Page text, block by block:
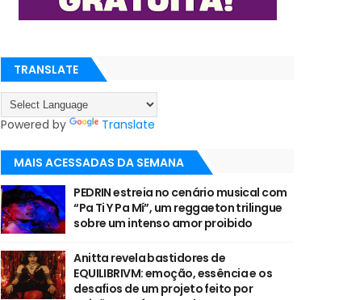
TRANSLATE
Powered by Translate
MAIS ACESSADAS DA SEMANA
PEDRIN estreia no cenário musical com
“Pa Ti Y Pa Mí”, um reggaeton trilingue
sobre um intenso amor proibido
Anitta revela bastidores de
EQUILIBRIVM: emoção, essência e os
desafios de um projeto feito por